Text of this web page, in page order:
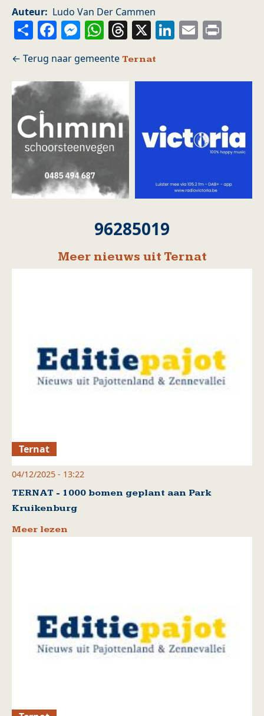
Auteur
Ludo Van Der Cammen
ShareFacebook
Messenger
WhatsApp
Threads
X LinkedIn
Email
Ternat
96285019
Meer nieuws uit Ternat
Ternat
04/12/2025 - 13:22
TERNAT - 1000 bomen geplant aan Park
Kruikenburg
Meer lezen